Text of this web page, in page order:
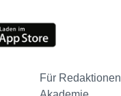
Für Redaktionen